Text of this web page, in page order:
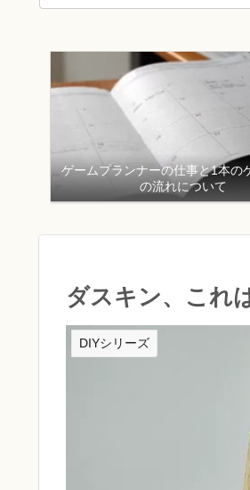
ゲームプランナーの仕事と1本の
の流れについて
ダスキン、これ
DIYシリーズ